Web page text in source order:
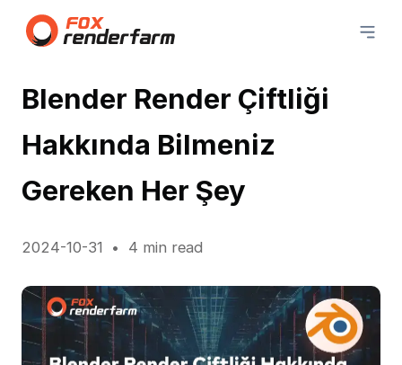
Blender Render Çiftliği
Hakkında Bilmeniz
Gereken Her Şey
2024-10-31 4 min read